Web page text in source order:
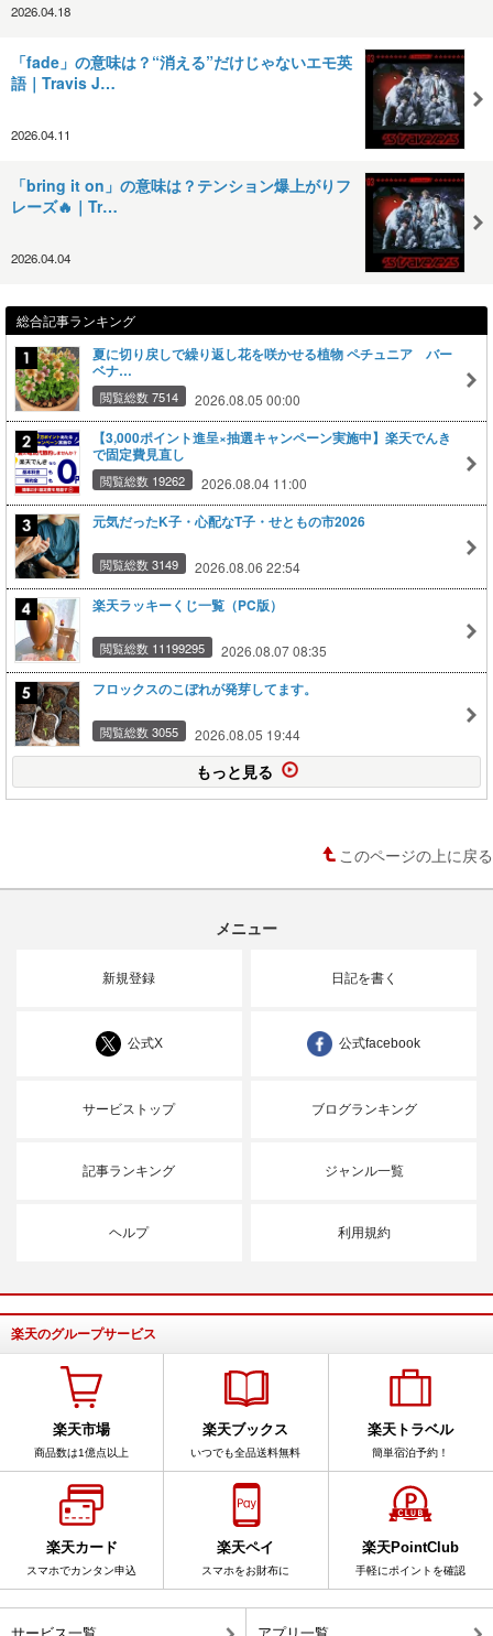
2026.04.18
「fade」の意味は？“消える”だけじゃないエモ英
語｜Travis J…
2026.04.11
「bring it on」の意味は？テンション爆上がりフ
レーズ🔥｜Tr…
2026.04.04
総合記事ランキング
夏に切り戻しで繰り返し花を咲かせる植物 ペチュニア バー
ベナ…
閲覧総数 7514 2026.08.05 00:00
【3,000ポイント進呈×抽選キャンペーン実施中】楽天でんき
で固定費見直し
閲覧総数 19262 2026.08.04 11:00
元気だったK子・心配なT子・せともの市2026
閲覧総数 3149 2026.08.06 22:54
楽天ラッキーくじ一覧（PC版）
閲覧総数 11199295 2026.08.07 08:35
フロックスのこぼれが発芽してます。
閲覧総数 3055 2026.08.05 19:44
もっと見る
このページの上に戻る
メニュー
新規登録 日記を書く
公式X 公式facebook
サービストップ ブログランキング
記事ランキング ジャンル一覧
ヘルプ 利用規約
楽天のグループサービス
楽天市場
商品数は1億点以上
楽天ブックス
いつでも全品送料無料
楽天トラベル
簡単宿泊予約！
楽天カード
スマホでカンタン申込
楽天ペイ
スマホをお財布に
楽天PointClub
手軽にポイントを確認